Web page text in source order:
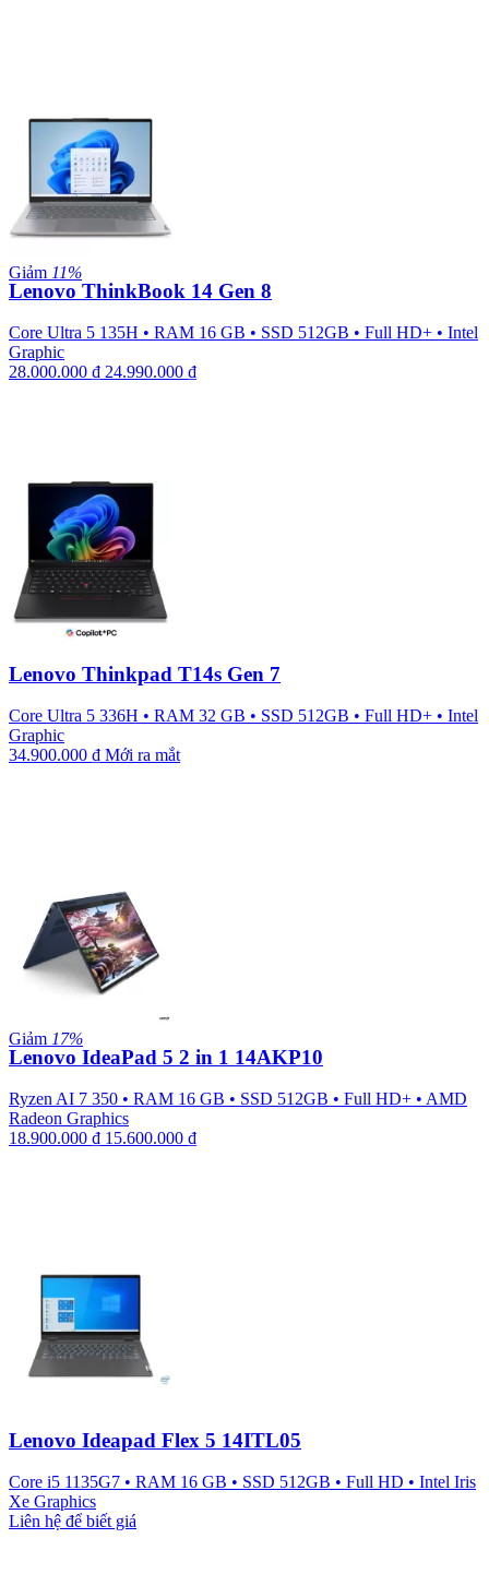
Giảm 11%
Lenovo ThinkBook 14 Gen 8
Core Ultra 5 135H • RAM 16 GB • SSD 512GB • Full HD+ • Intel
Graphic
28.000.000 ₫ 24.990.000 ₫
Lenovo Thinkpad T14s Gen 7
Core Ultra 5 336H • RAM 32 GB • SSD 512GB • Full HD+ • Intel
Graphic
34.900.000 ₫ Mới ra mắt
Giảm 17%
Lenovo IdeaPad 5 2 in 1 14AKP10
Ryzen AI 7 350 • RAM 16 GB • SSD 512GB • Full HD+ • AMD
Radeon Graphics
18.900.000 ₫ 15.600.000 ₫
Lenovo Ideapad Flex 5 14ITL05
Core i5 1135G7 • RAM 16 GB • SSD 512GB • Full HD • Intel Iris
Xe Graphics
Liên hệ để biết giá